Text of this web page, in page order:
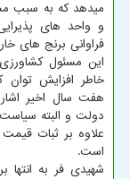
میدهد که به سبب
و واحد های
فراوانی برنج های
این مسئول
خاطر افزایش توان
هفت سال اخیر
دولت و البته
علاوه بر ثبات
است.
شهیدی فر به